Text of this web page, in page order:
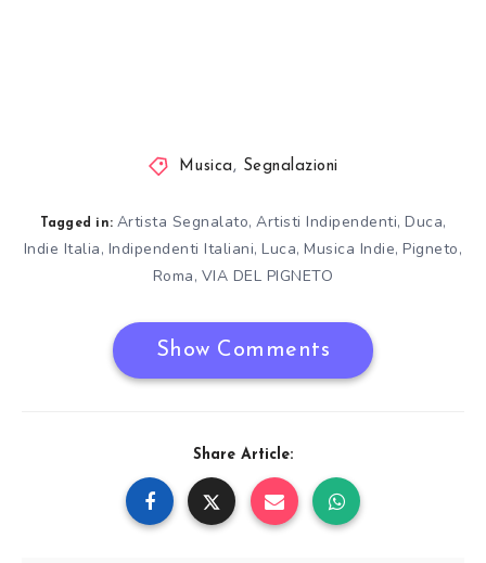
Musica, Segnalazioni
Tagged in: Artista Segnalato, Artisti Indipendenti, Duca,
Indie Italia, Indipendenti Italiani,Luca,Musica Indie,Pigneto,
Roma, VIA DEL PIGNETO
Show Comments
Share Article: